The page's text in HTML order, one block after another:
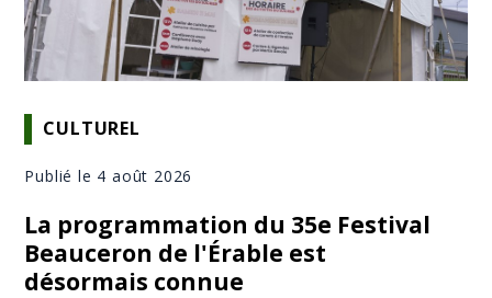
CULTUREL
Publié le 4 août 2026
La programmation du 35e Festival
Beauceron de l'Érable est
désormais connue